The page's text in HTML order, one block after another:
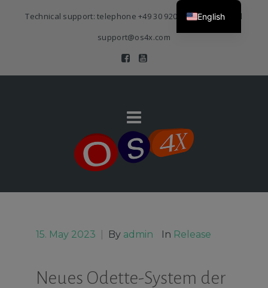
Technical support: telephone+49 30 920 383 3468| E-Mail
support@os4x.com
15. May 2023 By admin In Release
Neues Odette-System der
English